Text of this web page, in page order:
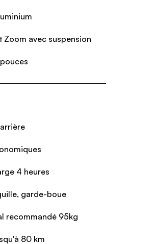
Zoom avec suspension
4 heures
garde-boue
recommandé 95kg
80 km